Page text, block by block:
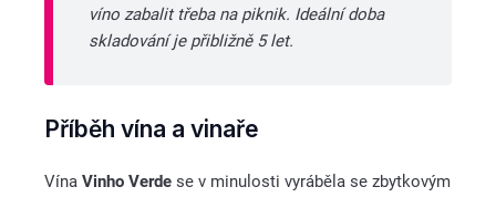
víno zabalit třeba na piknik. Ideální doba
skladování je přibližně 5 let.
Příběh vína a vinaře
Vína Vinho Verde se v minulosti vyráběla se zbytkovým